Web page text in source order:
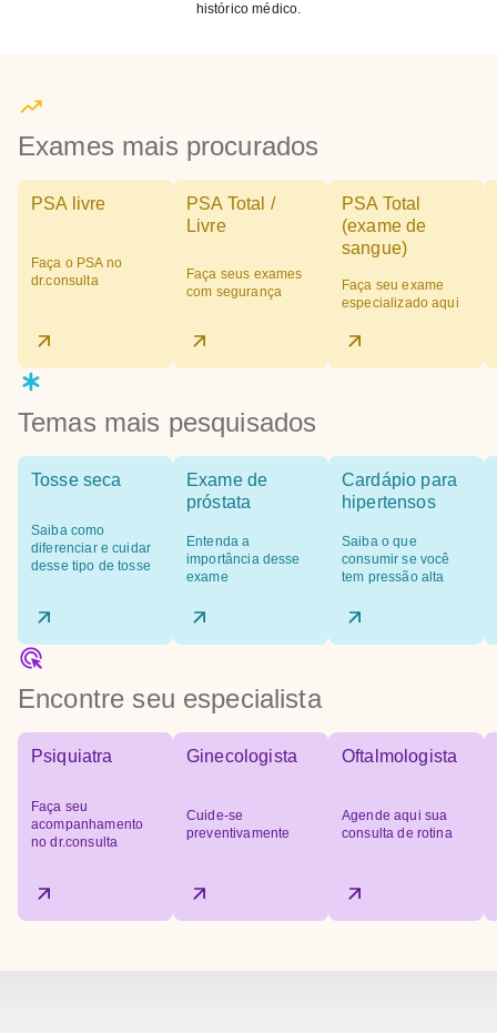
histórico médico.
Exames mais procurados
PSA livre
Faça o PSA no
dr.consulta
PSA Total /
Livre
Faça seus exames
com segurança
PSA Total
(exame de
sangue)
Faça seu exame
especializado aqui
Temas mais pesquisados
Tosse seca
Saiba como
diferenciar e cuidar
desse tipo de tosse
Exame de
próstata
Entenda a
importância desse
exame
Cardápio para
hipertensos
Saiba o que
consumir se você
tem pressão alta
Encontre seu especialista
Psiquiatra
Faça seu
acompanhamento
no dr.consulta
Ginecologista
Cuide-se
preventivamente
Oftalmologista
Agende aqui sua
consulta de rotina